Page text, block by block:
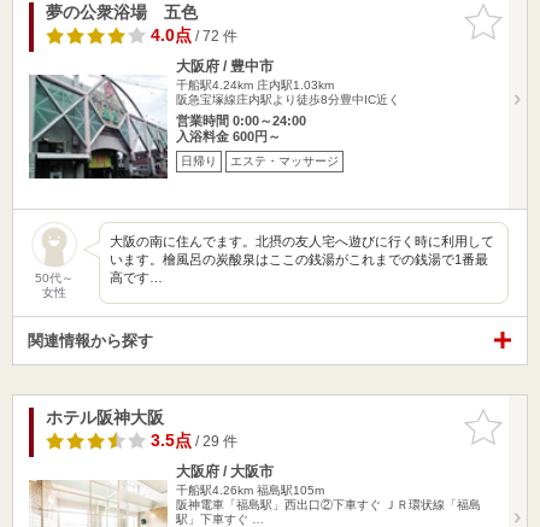
お気に入
りに追加
夢の公衆浴場 五色
4.0点/ 72 件
大阪府 / 豊中市
千船駅4.24km 庄内駅1.03km
阪急宝塚線庄内駅より徒歩8分豊中IC近く
営業時間 0:00～24:00
入浴料金 600円～
日帰り エステ・マッサージ
50代～
女性
大阪の南に住んでます。北摂の友人宅へ遊びに行く時に利用して
います。檜風呂の炭酸泉はここの銭湯がこれまでの銭湯で1番最
高です…
関連情報から探す
お気に入
りに追加
ホテル阪神大阪
3.5点/ 29 件
大阪府 / 大阪市
千船駅4.26km 福島駅105m
阪神電車「福島駅」西出口②下車すぐ ＪＲ環状線「福島
駅」下車すぐ …